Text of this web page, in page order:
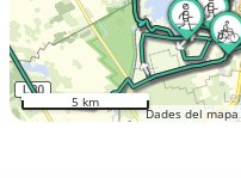
Dades del mapa
5 km